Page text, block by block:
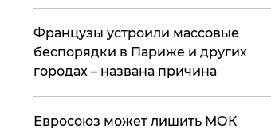
Французы устроили массовые
беспорядки в Париже и других
городах – названа причина
Евросоюз может лишить МОК